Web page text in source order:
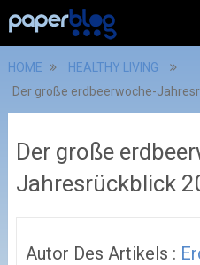
HOME
HEALTHY LIVING
Der große erdbeerwoche-
Der große
Jahresrückblick
Autor Des Artikels :